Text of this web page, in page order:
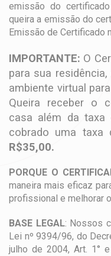
emissão do
queira a emissão do
Emissão de Certificado
IMPORTANTE: O
para sua
ambiente virtual
Queira receber o
casa além da taxa
cobrado uma
R$35,00.
PORQUE O
maneira mais eficaz
profissional e melhorar
BASE LEGAL: Nossos
Lei nº 9394/96, do
julho de 2004, Art. 1°